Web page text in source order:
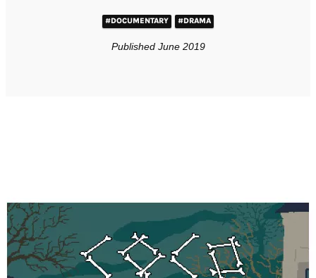
#DOCUMENTARY #DRAMA
Published June 2019